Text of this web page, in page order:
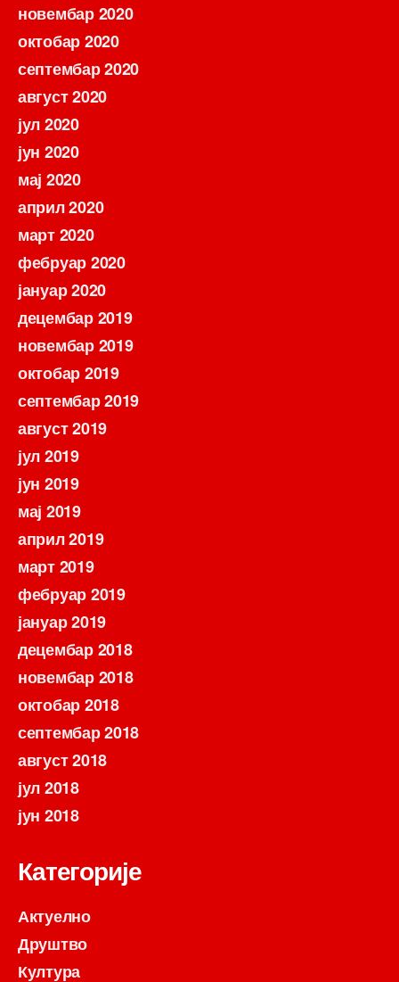
новембар 2020
октобар 2020
септембар 2020
август 2020
јул 2020
јун 2020
мај 2020
април 2020
март 2020
фебруар 2020
јануар 2020
децембар 2019
новембар 2019
октобар 2019
септембар 2019
август 2019
јул 2019
јун 2019
мај 2019
април 2019
март 2019
фебруар 2019
јануар 2019
децембар 2018
новембар 2018
октобар 2018
септембар 2018
август 2018
јул 2018
јун 2018
Категорије
Актуелно
Друштво
Култура